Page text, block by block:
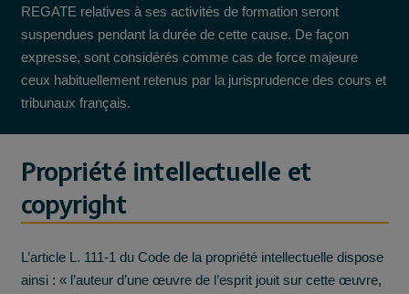
REGATE relatives à ses activités de formation seront
suspendues pendant la durée de cette cause. De façon
expresse, sont considérés comme cas de force majeure
ceux habituellement retenus par la jurisprudence des cours et
tribunaux français.
Propriété intellectuelle et
copyright
L’article L. 111-1 du Code de la propriété intellectuelle dispose
ainsi : « l’auteur d’une œuvre de l’esprit jouit sur cette œuvre,